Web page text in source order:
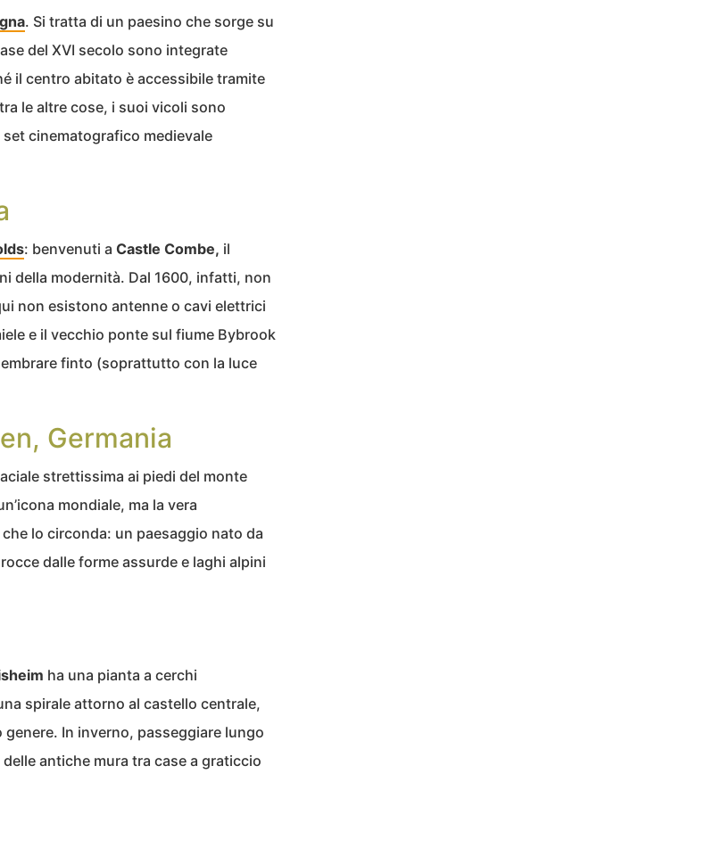
. Si tratta di un paesino che sorge su
del XVI secolo sono integrate
il centro abitato è accessibile tramite
le altre cose, i suoi vicoli sono
cinematografico medievale
: benvenuti a Castle Combe, il
della modernità. Dal 1600, infatti, non
non esistono antenne o cavi elettrici
e il vecchio ponte sul fiume Bybrook
finto (soprattutto con la luce
Germania
strettissima ai piedi del monte
mondiale, ma la vera
lo circonda: un paesaggio nato da
dalle forme assurde e laghi alpini
ha una pianta a cerchi
spirale attorno al castello centrale,
In inverno, passeggiare lungo
antiche mura tra case a graticcio